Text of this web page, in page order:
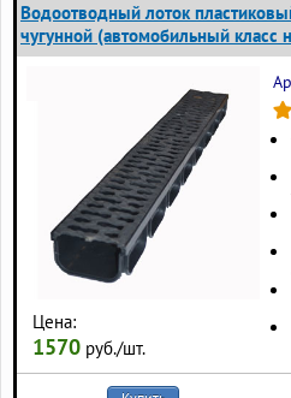
Водоотводный лоток
чугунной (автомобильный класс
Цена:
1570 руб./шт.